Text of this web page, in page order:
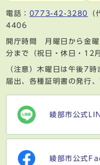
電話： 0773-42-3280
4406
開庁時間 月曜日から金
分まで（祝日・休日・12
（注意）木曜日は午後7
届出、各種証明書の発行
綾部市公式
綾部市公式